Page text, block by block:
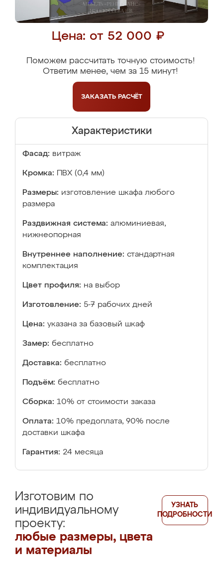
Цена: от 52 000 ₽
Поможем рассчитать точную стоимость!
Ответим менее, чем за 15 минут!
ЗАКАЗАТЬ РАСЧЁТ
Характеристики
Фасад: витраж
Кромка: ПВХ (0,4 мм)
Размеры: изготовление шкафа любого
размера
Раздвижная система: алюминиевая,
нижнеопорная
Внутреннее наполнение: стандартная
комплектация
Цвет профиля: на выбор
Изготовление: 5-7 рабочих дней
Цена: указана за базовый шкаф
Замер: бесплатно
Доставка: бесплатно
Подъём: бесплатно
Сборка: 10% от стоимости заказа
Оплата: 10% предоплата, 90% после
доставки шкафа
Гарантия: 24 месяца
Изготовим по
индивидуальному
проекту:
любые размеры, цвета
и материалы
УЗНАТЬ
ПОДРОБНОСТИ